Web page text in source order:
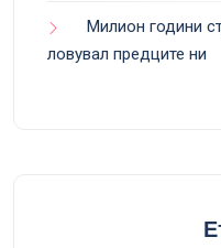
Милион години
ловувал предците ни